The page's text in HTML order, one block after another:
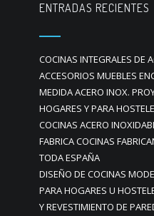
ENTRADAS RECIENTES
COCINAS INTEGRALES DE
ACCESORIOS MUEBLES
MEDIDA ACERO INOX.
HOGARES Y PARA
COCINAS ACERO
FABRICA COCINAS
TODA ESPAÑA
DISEÑO DE COCINAS
PARA HOGARES U
Y REVESTIMIENTO DE